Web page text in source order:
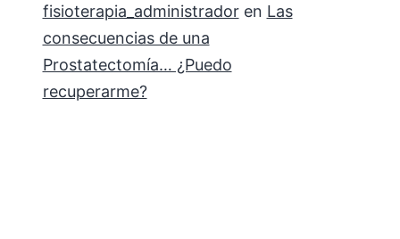
fisioterapia_administradoren Las
consecuencias de una
Prostatectomía… ¿Puedo
recuperarme?